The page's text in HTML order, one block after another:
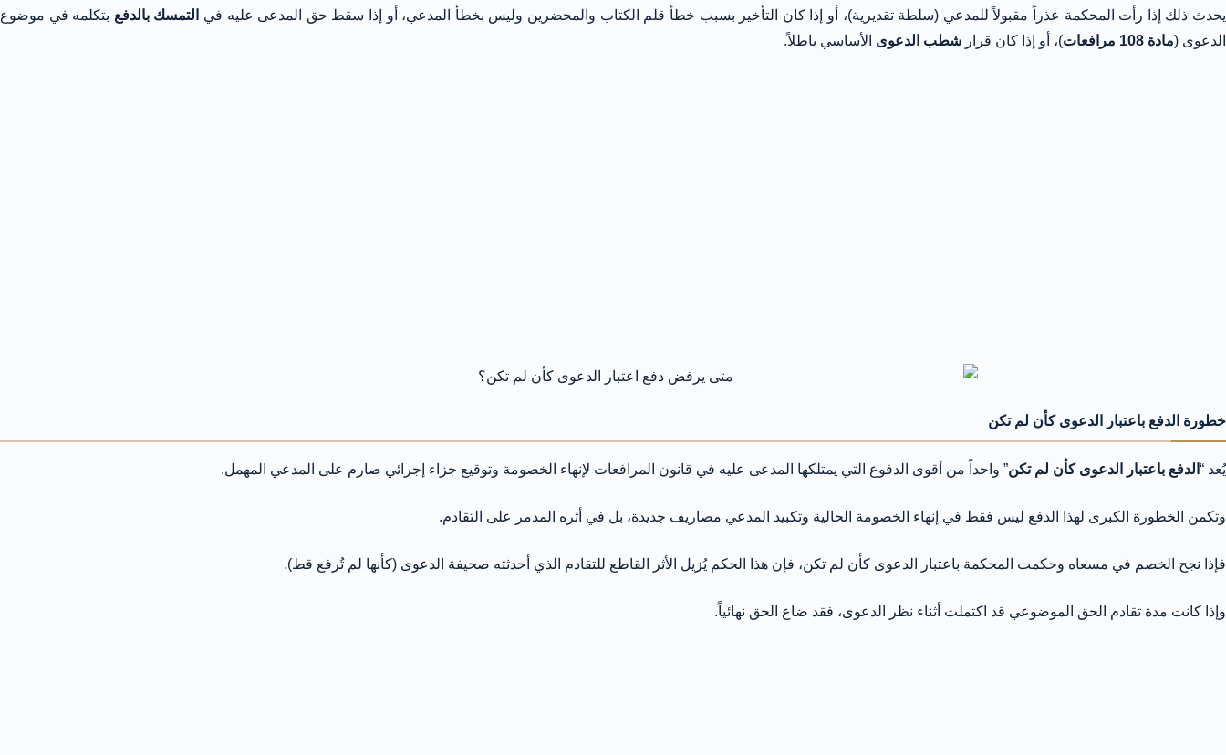
يحدث ذلك إذا رأت المحكمة عذراً مقبولاً للمدعي (سلطة تقديرية)، أو إذا كان التأخير بسبب خطأ قلم الكتاب والمحضرين وليس بخطأ المدعي، أو إذا سقط حق المدعى عليه في التمسك بالدفع بتكلمه في موضوع
الدعوى (مادة 108 مرافعات )، أو إذا كان قرار شطب الدعوى الأساسي باطلاً.
خطورة الدفع باعتبار الدعوى كأن لم تكن
يُعد “ الدفع باعتبار الدعوى كأن لم تكن” واحداً من أقوى الدفوع التي يمتلكها المدعى عليه في قانون المرافعات لإنهاء الخصومة وتوقيع جزاء إجرائي صارم على المدعي المهمل.
وتكمن الخطورة الكبرى لهذا الدفع ليس فقط في إنهاء الخصومة الحالية وتكبيد المدعي مصاريف جديدة، بل في أثره المدمر على التقادم.
فإذا نجح الخصم في مسعاه وحكمت المحكمة باعتبار الدعوى كأن لم تكن، فإن هذا الحكم يُزيل الأثر القاطع للتقادم الذي أحدثته صحيفة الدعوى (كأنها لم تُرفع قط).
وإذا كانت مدة تقادم الحق الموضوعي قد اكتملت أثناء نظر الدعوى، فقد ضاع الحق نهائياً.